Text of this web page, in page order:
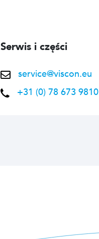
Serwis i części
service@viscon.eu
+31 (0) 78 673 9810